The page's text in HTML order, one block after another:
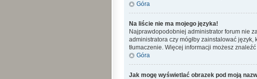
Góra
Na liście nie ma mojego języka!
Najprawdopodobniej administrator forum nie
administratora czy mógłby zainstalować
tłumaczenie. Więcej informacji możesz
Góra
Jak mogę wyświetlać obrazek pod moją